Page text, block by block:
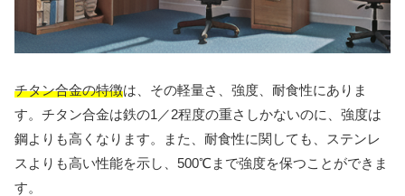
チタン合金の特徴は、その軽量さ、強度、耐食性にありま
す。チタン合金は鉄の1／2程度の重さしかないのに、強度は
鋼よりも高くなります。また、耐食性に関しても、ステンレ
スよりも高い性能を示し、500℃まで強度を保つことができま
す。